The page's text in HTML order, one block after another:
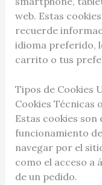
web. Estas
recuerde
idioma preferido,
carrito o tus
Tipos de Cookies
Cookies Técnicas
Estas cookies son
funcionamiento
navegar por el
como el acceso a
de un pedido.